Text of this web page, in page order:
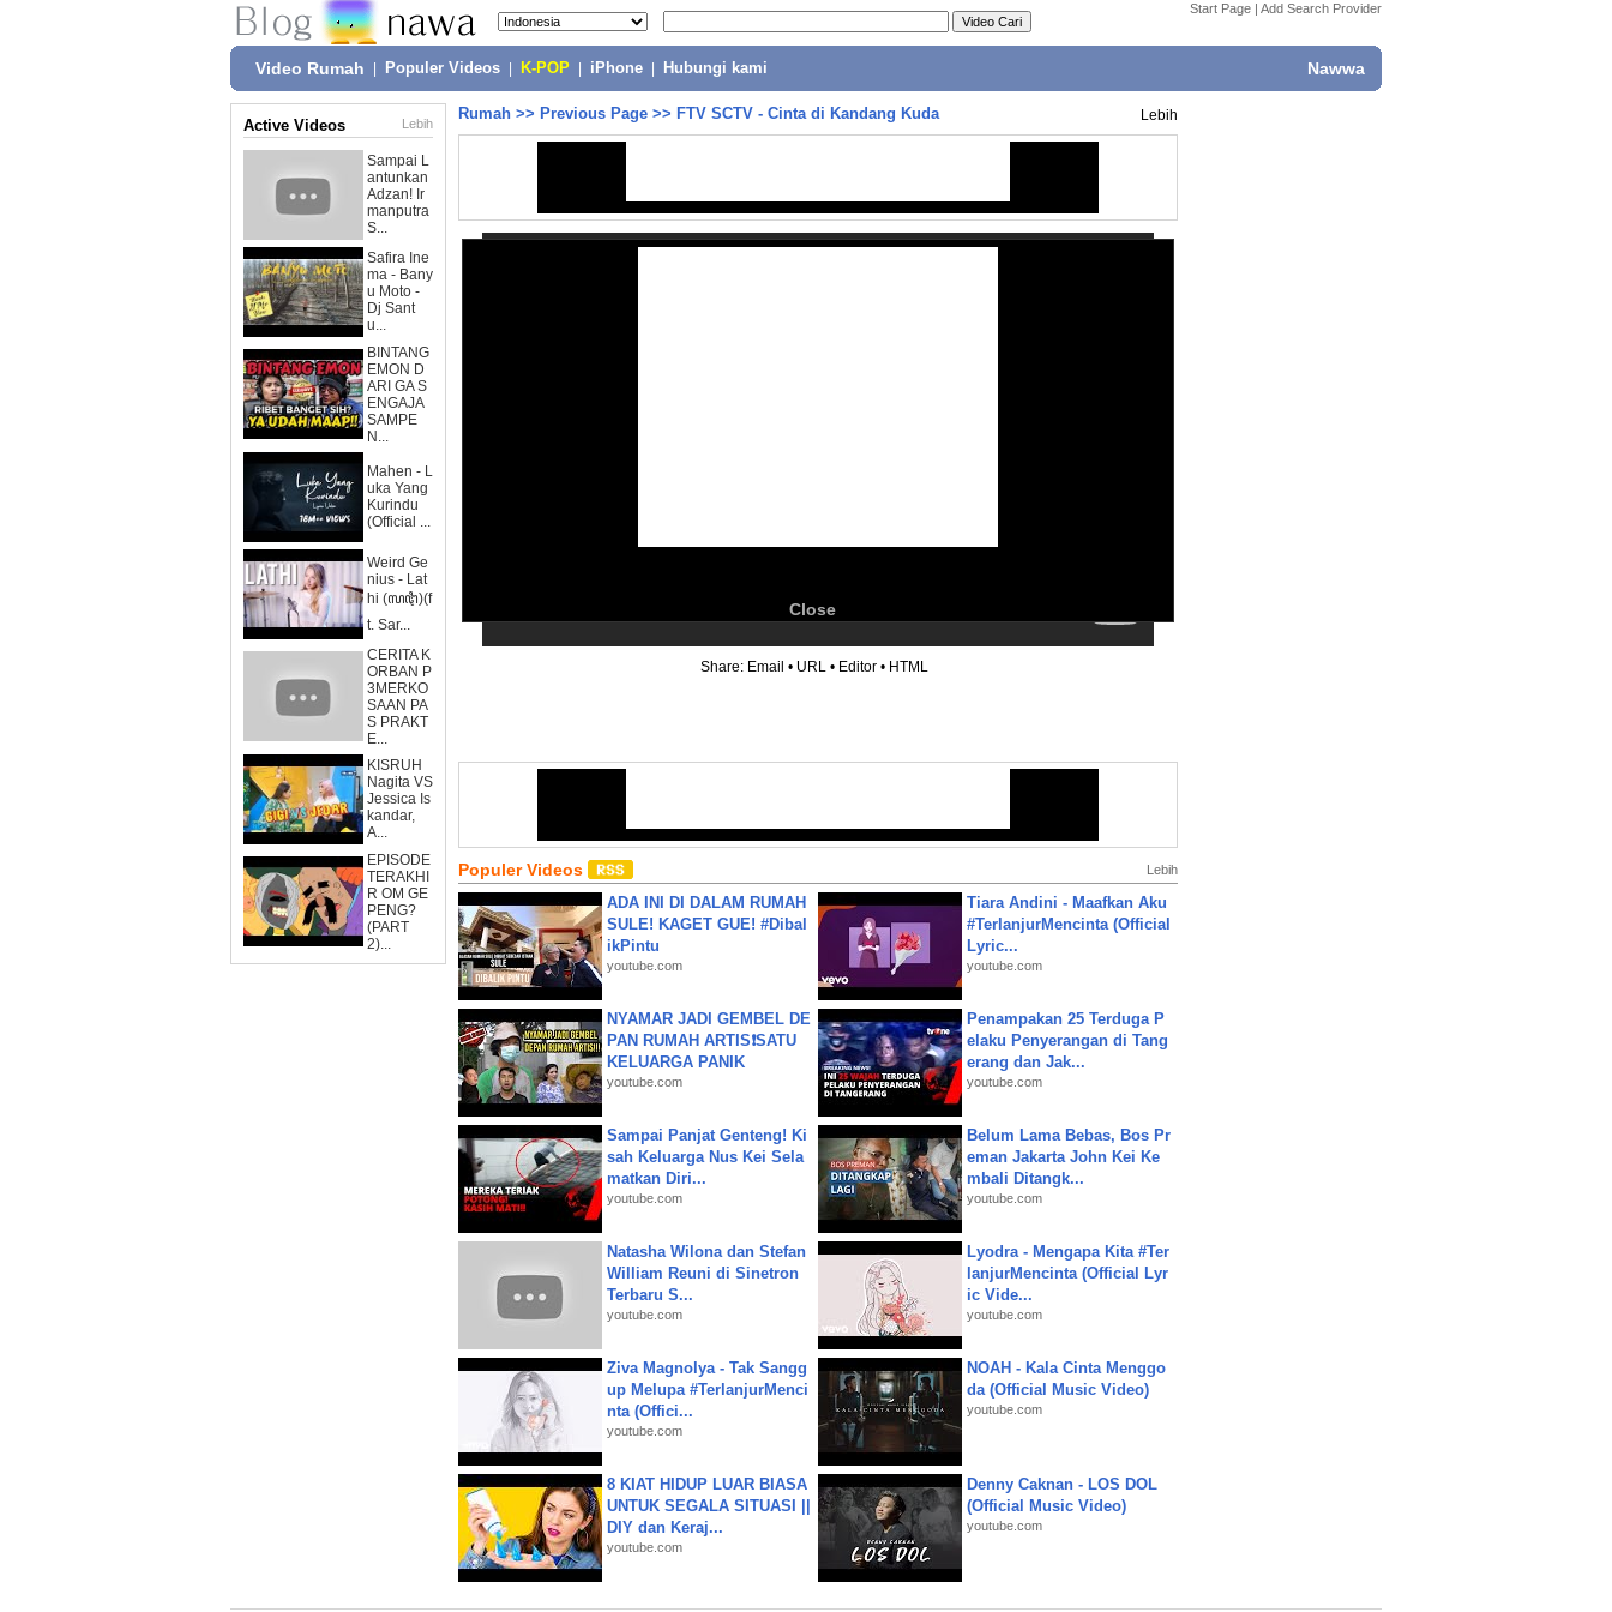
Start Page | Add Search Provider
Video Rumah Populer Videos K-POP iPhone Hubungi kami Nawwa
Active Videos Lebih
Sampai L
antunkan
Adzan! Ir
manputra
S...
Safira Ine
ma - Bany
u Moto -
Dj Sant
u...
BINTANG
EMON D
ARI GA S
ENGAJA
SAMPE
N...
Mahen - L
uka Yang
Kurindu
(Official ...
Weird Ge
nius - Lat
hi (ꦭꦛꦶ)(f
t. Sar...
CERITA K
ORBAN P
3MERKO
SAAN PA
S PRAKT
E...
KISRUH
Nagita VS
Jessica Is
kandar,
A...
EPISODE
TERAKHI
R OM GE
PENG?
(PART
2)...
Rumah >> Previous Page >> FTV SCTV - Cinta di Kandang Kuda Lebih
Close
Share: Email • URL • Editor • HTML
Populer Videos Lebih
ADA INI DI DALAM RUMAH
SULE! KAGET GUE! #Dibal
ikPintu
youtube.com
Tiara Andini - Maafkan Aku
#TerlanjurMencinta (Official
Lyric...
youtube.com
NYAMAR JADI GEMBEL DE
PAN RUMAH ARTIS❗SATU
KELUARGA PANIK
youtube.com
Penampakan 25 Terduga P
elaku Penyerangan di Tang
erang dan Jak...
youtube.com
Sampai Panjat Genteng! Ki
sah Keluarga Nus Kei Sela
matkan Diri...
youtube.com
Belum Lama Bebas, Bos Pr
eman Jakarta John Kei Ke
mbali Ditangk...
youtube.com
Natasha Wilona dan Stefan
William Reuni di Sinetron
Terbaru S...
youtube.com
Lyodra - Mengapa Kita #Ter
lanjurMencinta (Official Lyr
ic Vide...
youtube.com
Ziva Magnolya - Tak Sangg
up Melupa #TerlanjurMenci
nta (Offici...
youtube.com
NOAH - Kala Cinta Menggo
da (Official Music Video)
youtube.com
8 KIAT HIDUP LUAR BIASA
UNTUK SEGALA SITUASI ||
DIY dan Keraj...
youtube.com
Denny Caknan - LOS DOL
(Official Music Video)
youtube.com